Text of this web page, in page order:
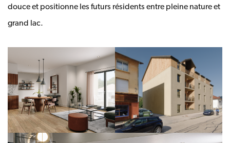
douce et positionne les futurs résidents entre pleine nature et
grand lac.